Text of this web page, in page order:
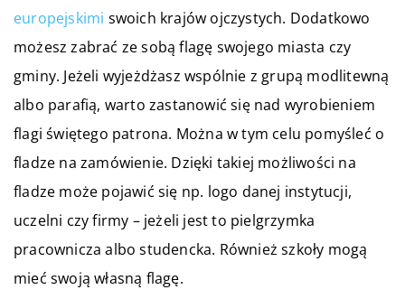
europejskimi swoich krajów ojczystych. Dodatkowo
możesz zabrać ze sobą flagę swojego miasta czy
gminy. Jeżeli wyjeżdżasz wspólnie z grupą modlitewną
albo parafią, warto zastanowić się nad wyrobieniem
flagi świętego patrona. Można w tym celu pomyśleć o
fladze na zamówienie. Dzięki takiej możliwości na
fladze może pojawić się np. logo danej instytucji,
uczelni czy firmy – jeżeli jest to pielgrzymka
pracownicza albo studencka. Również szkoły mogą
mieć swoją własną flagę.